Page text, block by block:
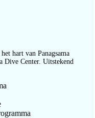
hart van Panagsama
Dive Center. Uitstekend